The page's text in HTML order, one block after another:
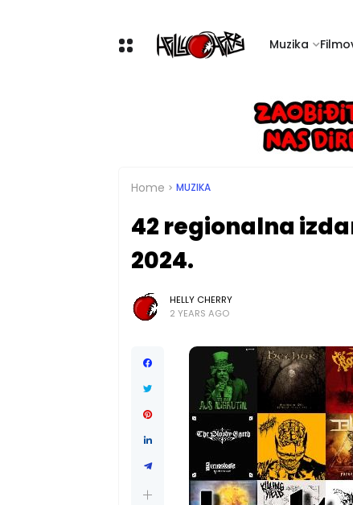
Muzika
Home MUZIKA
42 regionalna
2024.
HELLY CHERRY
2 YEARS AGO